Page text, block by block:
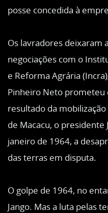
posse concedida à
Os lavradores deixaram
negociações com o
e Reforma Agrária
Pinheiro Neto prometeu
resultado da
de Macacu, o
janeiro de 1964, a
das terras em disputa.
O golpe de 1964, no
Jango. Mas a luta pelas